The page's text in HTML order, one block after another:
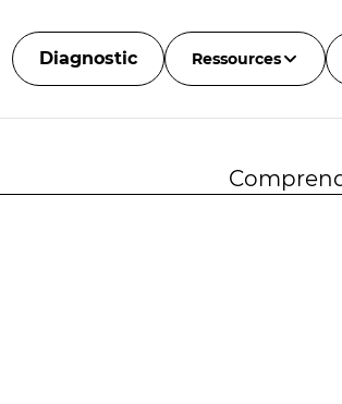
Diagnostic Ressources